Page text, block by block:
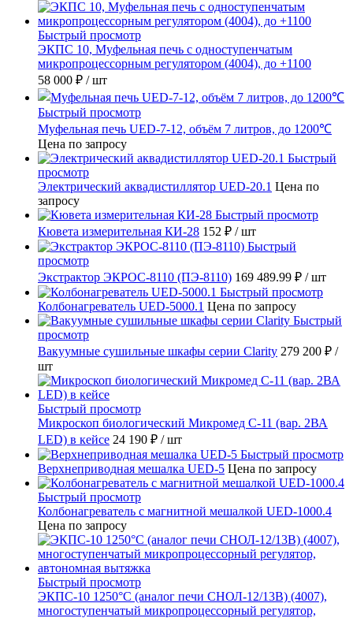
Быстрый просмотр
ЭКПС 10, Муфельная печь с одноступенчатым
микропроцессорным регулятором (4004), до +1100
58 000 ₽ / шт
Быстрый просмотр
Муфельная печь UED-7-12, объём 7 литров, до 1200℃
Цена по запросу
Быстрый
просмотр
Электрический аквадистиллятор UED-20.1 Цена по
запросу
Быстрый просмотр
Кювета измерительная КИ-28 152 ₽ / шт
Быстрый
просмотр
Экстрактор ЭКРОС-8110 (ПЭ-8110) 169 489.99 ₽ / шт
Быстрый просмотр
Колбонагреватель UED-5000.1 Цена по запросу
Быстрый
просмотр
Вакуумные сушильные шкафы серии Clarity 279 200 ₽ /
шт
Быстрый просмотр
Микроскоп биологический Микромед С-11 (вар. 2ВА
LED) в кейсе 24 190 ₽ / шт
Быстрый просмотр
Верхнеприводная мешалка UED-5 Цена по запросу
Быстрый просмотр
Колбонагреватель с магнитной мешалкой UED-1000.4
Цена по запросу
Быстрый просмотр
ЭКПС-10 1250°С (аналог печи СНОЛ-12/13В) (4007),
многоступенчатый микропроцессорный регулятор,